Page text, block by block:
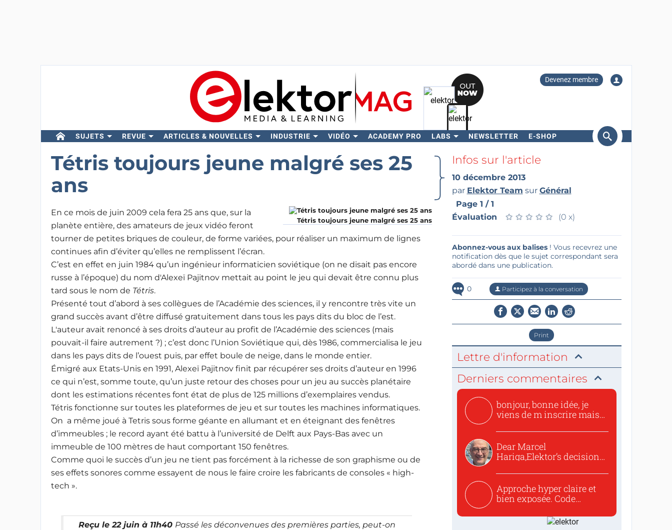
Devenez membre
SUJETS REVUE ARTICLES & NOUVELLES INDUSTRIE VIDÉO ACADEMY PRO LABS NEWSLETTER E-SHOP
Rechercher
Tétris toujours jeune malgré ses 25
ans
Tétris toujours jeune malgré ses 25 ans
En ce mois de juin 2009 cela fera 25 ans que, sur la
planète entière, des amateurs de jeux vidéo feront
tourner de petites briques de couleur, de forme variées, pour réaliser un maximum de lignes
continues afin d’éviter qu’elles ne remplissent l’écran.
C’est en effet en juin 1984 qu’un ingénieur informaticien soviétique (on ne disait pas encore
russe à l’époque) du nom d'Alexeï Pajitnov mettait au point le jeu qui devait être connu plus
tard sous le nom de Tétris.
Présenté tout d’abord à ses collègues de l’Académie des sciences, il y rencontre très vite un
grand succès avant d’être diffusé gratuitement dans tous les pays dits du bloc de l’est.
L'auteur avait renoncé à ses droits d’auteur au profit de l’Académie des sciences (mais
pouvait-il faire autrement ?) ; c’est donc l’Union Soviétique qui, dès 1986, commercialisa le jeu
dans les pays dits de l’ouest puis, par effet boule de neige, dans le monde entier.
Émigré aux Etats-Unis en 1991, Alexeï Pajitnov finit par récupérer ses droits d’auteur en 1996
ce qui n’est, somme toute, qu’un juste retour des choses pour un jeu au succès planétaire
dont les estimations récentes font état de plus de 125 millions d’exemplaires vendus.
Tétris fonctionne sur toutes les plateformes de jeu et sur toutes les machines informatiques.
On a même joué à Tetris sous forme géante en allumant et en éteignant des fenêtres
d’immeubles ; le record ayant été battu à l’université de Delft aux Pays-Bas avec un
immeuble de 100 mètres de haut comportant 150 fenêtres.
Comme quoi le succès d’un jeu ne tient pas forcément à la richesse de son graphisme ou de
ses effets sonores comme essayent de nous le faire croire les fabricants de consoles « high-
tech ».
Reçu le 22 juin à 11h40 Passé les déconvenues des premières parties, peut-on
Infos sur l'article
10 décembre 2013
par Elektor Team sur Général
Page 1 / 1
Évaluation
★ ★ ★ ★ ★
★ ★ ★ ★ ★ (0 x)
Abonnez-vous aux balises! Vous recevrez une
notification dès que le sujet correspondant sera
abordé dans une publication.
0 Participez à la conversation
Print
Lettre d'information
Derniers commentaires
bonjour, bonne idée, je
viens de m inscrire mais
Dear Marcel
Hariga,Elektor’s decision
Approche hyper claire et
bien exposée. Code